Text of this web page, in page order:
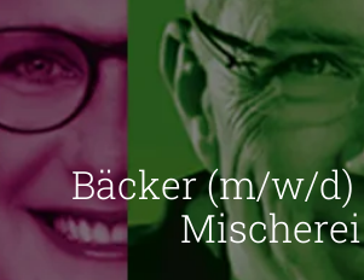
Bäcker (m/w/
Mischerei